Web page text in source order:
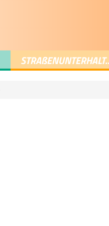
STRAßENUNTERHALTUNG